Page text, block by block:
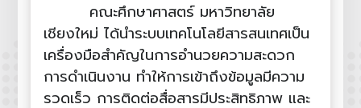
คณะศึกษาศาสตร์ มหาวิทยาลัย
เชียงใหม่ ได้นำระบบเทคโนโลยีสารสนเทศเป็น
เครื่องมือสำคัญในการอำนวยความสะดวก
การดำเนินงาน ทำให้การเข้าถึงข้อมูลมีความ
รวดเร็ว การติดต่อสื่อสารมีประสิทธิภาพ และ